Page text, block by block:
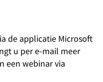
de applicatie Microsoft
u per e-mail meer
een webinar via